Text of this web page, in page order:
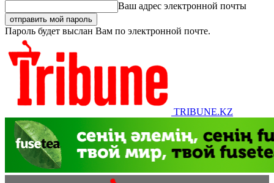
Ваш адрес электронной почты
Пароль будет выслан Вам по электронной почте.
TRIBUNE.KZ